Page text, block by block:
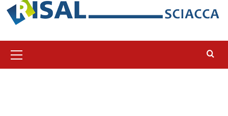
principale